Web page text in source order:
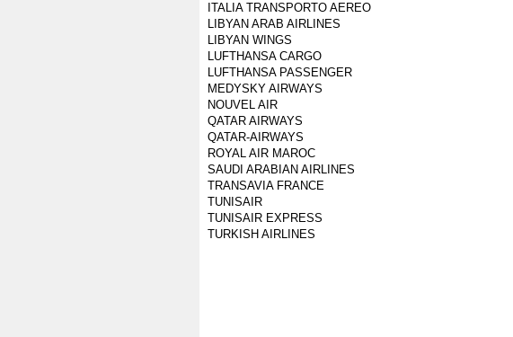
ITALIA TRANSPORTO AEREO
LIBYAN ARAB AIRLINES
LIBYAN WINGS
LUFTHANSA CARGO
LUFTHANSA PASSENGER
MEDYSKY AIRWAYS
NOUVEL AIR
QATAR AIRWAYS
QATAR-AIRWAYS
ROYAL AIR MAROC
SAUDI ARABIAN AIRLINES
TRANSAVIA FRANCE
TUNISAIR
TUNISAIR EXPRESS
TURKISH AIRLINES